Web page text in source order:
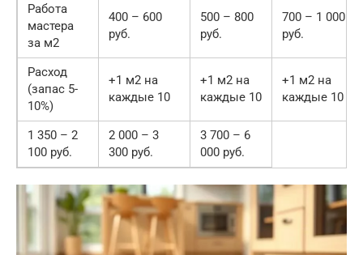
Работа
мастера
за м2
400 – 600
руб.
500 – 800
руб.
700 – 1 000
руб.
Расход
(запас 5-
10%)
+1 м2 на
каждые 10
+1 м2 на
каждые 10
+1 м2 на
каждые 10
1 350 – 2
100 руб.
2 000 – 3
300 руб.
3 700 – 6
000 руб.